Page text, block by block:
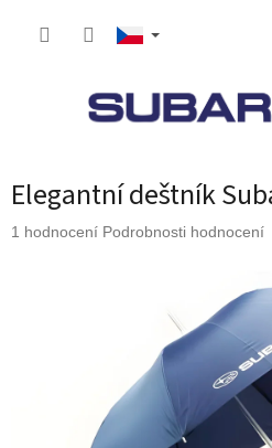
Elegantní deštník
Průměrné
1 hodnocení Podrobnosti hodnocení